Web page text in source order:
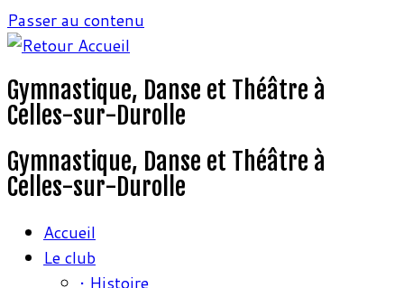
Passer au contenu
Gymnastique, Danse et Théâtre à
Celles-sur-Durolle
Gymnastique, Danse et Théâtre à
Celles-sur-Durolle
Accueil
Le club
• Histoire